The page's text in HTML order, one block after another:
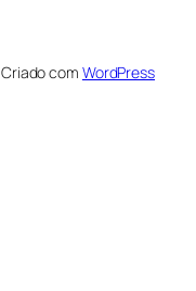
Criado com WordPress